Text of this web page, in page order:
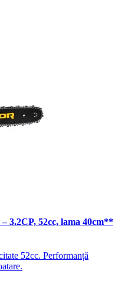
3.2CP, 52cc, lama 40cm**
52cc. Performanță